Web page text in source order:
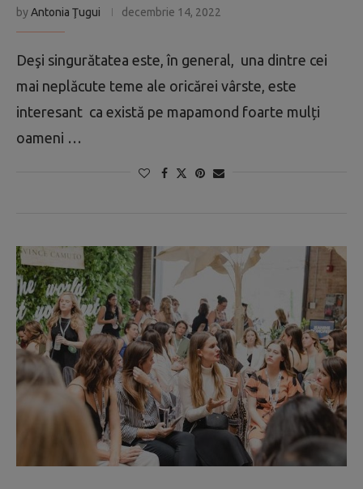
byAntonia Ţugui decembrie 14, 2022
Deşi singurătatea este, în general, una dintre cei
mai neplăcute teme ale oricărei vârste, este
interesant ca există pe mapamond foarte mulți
oameni …